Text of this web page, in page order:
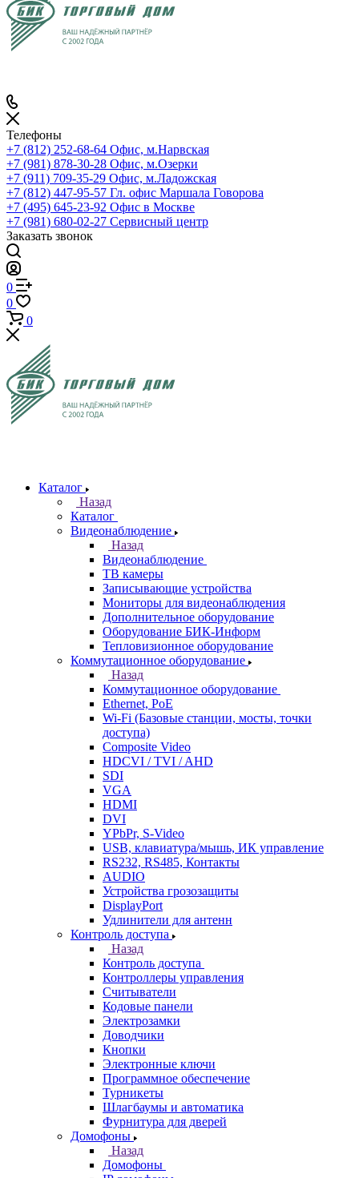
Телефоны
+7 (812) 252-68-64 Офис, м.Нарвская
+7 (981) 878-30-28 Офис, м.Озерки
+7 (911) 709-35-29 Офис, м.Ладожская
+7 (812) 447-95-57 Гл. офис Маршала Говорова
+7 (495) 645-23-92 Офис в Москве
+7 (981) 680-02-27 Сервисный центр
Заказать звонок
0
0
0
Каталог
Назад
Каталог
Видеонаблюдение
Назад
Видеонаблюдение
ТВ камеры
Записывающие устройства
Мониторы для видеонаблюдения
Дополнительное оборудование
Оборудование БИК-Информ
Тепловизионное оборудование
Коммутационное оборудование
Назад
Коммутационное оборудование
Ethernet, PoE
Wi-Fi (Базовые станции, мосты, точки
доступа)
Composite Video
HDCVI / TVI / AHD
SDI
VGA
HDMI
DVI
YPbPr, S-Video
USB, клавиатура/мышь, ИК управление
RS232, RS485, Контакты
AUDIO
Устройства грозозащиты
DisplayPort
Удлинители для антенн
Контроль доступа
Назад
Контроль доступа
Контроллеры управления
Считыватели
Кодовые панели
Электрозамки
Доводчики
Кнопки
Электронные ключи
Программное обеспечение
Турникеты
Шлагбаумы и автоматика
Фурнитура для дверей
Домофоны
Назад
Домофоны